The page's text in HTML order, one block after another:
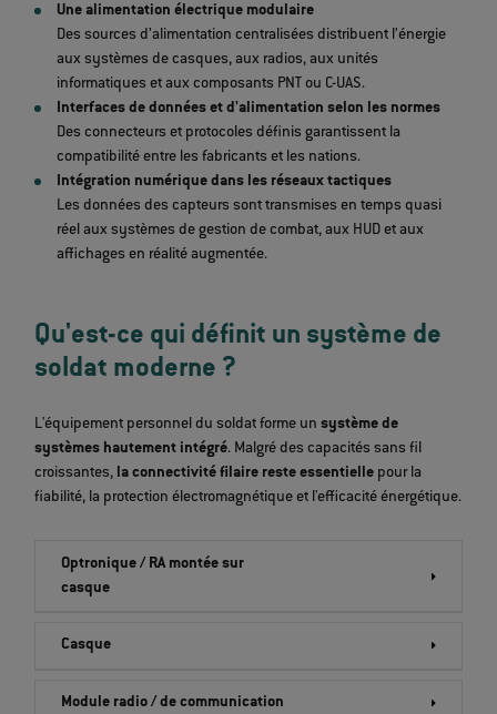
Une alimentation électrique modulaire
Des sources d’alimentation centralisées distribuent l’énergie
aux systèmes de casques, aux radios, aux unités
informatiques et aux composants PNT ou C-UAS.
Interfaces de données et d'alimentation selon les normes
Des connecteurs et protocoles définis garantissent la
compatibilité entre les fabricants et les nations.
Intégration numérique dans les réseaux tactiques
Les données des capteurs sont transmises en temps quasi
réel aux systèmes de gestion de combat, aux HUD et aux
affichages en réalité augmentée.
Qu'est-ce qui définit un système de
soldat moderne ?
L'équipement personnel du soldat forme unsystème de
systèmes hautement intégré. Malgré des capacités sans fil
croissantes, la connectivité filaire reste essentielle pour la
fiabilité, la protection électromagnétique et l'efficacité énergétique.
Optronique / RA montée sur
casque
Casque
Module radio / de communication